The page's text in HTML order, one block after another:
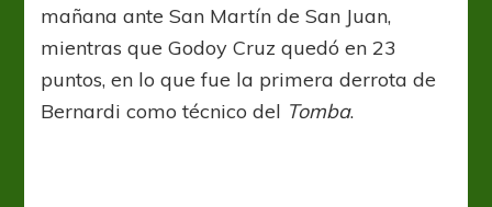
mañana ante San Martín de San Juan,
mientras que Godoy Cruz quedó en 23
puntos, en lo que fue la primera derrota de
Bernardi como técnico del Tomba.